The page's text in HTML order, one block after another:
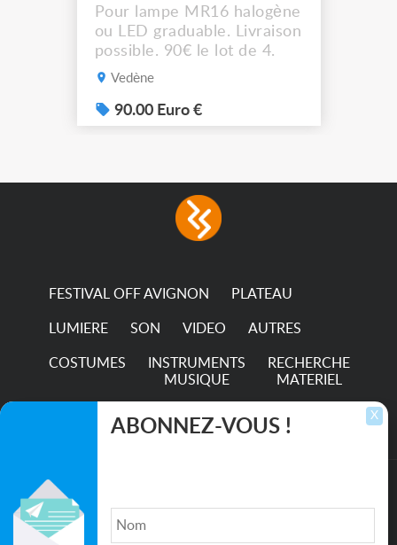
Pour lampe MR16 halogène
ou LED graduable. Livraison
possible. 90€ le lot de 4.
Vedène
90.00 Euro €
FESTIVAL OFF AVIGNON PLATEAU
LUMIERE SON VIDEO AUTRES
COSTUMES
INSTRUMENTS
MUSIQUE
RECHERCHE
MATERIEL
TRANSPORTS X
ABONNEZ-VOUS !